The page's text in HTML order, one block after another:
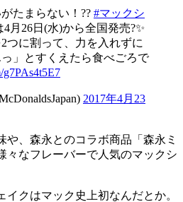
たまらない！?? #マックシ
4月26日(水)から全国発売?✨
つに割って、力を入れずに
」とすくえたら食べごろで
g7PAs4t5E7
2017年4月23
や、森永とのコラボ商品「森永ミ
々なフレーバーで人気のマックシ
クはマック史上初なんだとか。